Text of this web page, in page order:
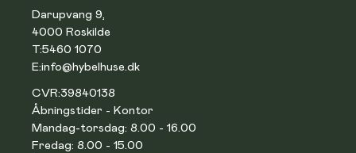
Darupvang 9,
4000 Roskilde
T:5460 1070
E:info@hybelhuse.dk
CVR:39840138
Åbningstider - Kontor
Mandag-torsdag: 8.00 - 16.00
Fredag: 8.00 - 15.00